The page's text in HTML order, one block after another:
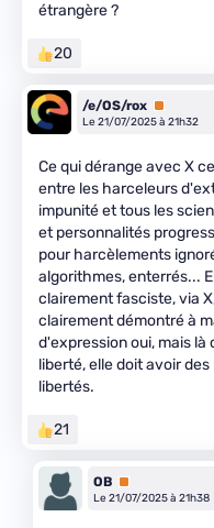
étrangère ?
20
/e/OS/rox Premium
Le 21/07/2025 à 21h32
Ce qui dérange avec X
entre les harceleurs
impunité et tous les
et personnalités
pour harcèlements
algorithmes, enterrés...
clairement fasciste, via
clairement démontré à
d'expression oui, mais là
liberté, elle doit avoir
libertés.
21
OB Premium
Le 21/07/2025 à 21h38